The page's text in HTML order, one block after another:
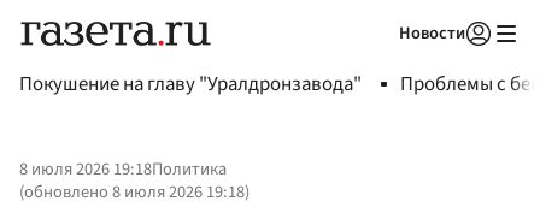
Новости
Покушение на главу "Уралдронзавода" Проблемы с
8 июля 2026 19:18Политика
(обновлено8 июля 2026 19:18)